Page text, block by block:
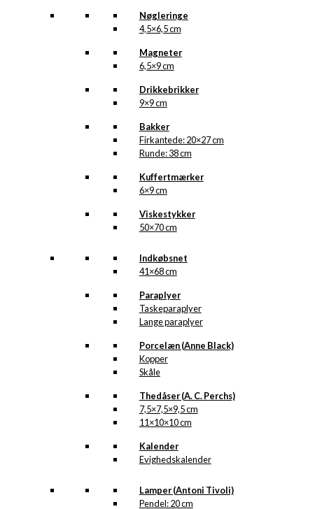
Nøgleringe
4,5×6,5 cm
Magneter
6,5×9 cm
Drikkebrikker
9×9 cm
Bakker
Firkantede: 20×27 cm
Runde: 38 cm
Kuffertmærker
6×9 cm
Viskestykker
50×70 cm
Indkøbsnet
41×68 cm
Paraplyer
Taskeparaplyer
Lange paraplyer
Porcelæn (Anne Black)
Kopper
Skåle
Thedåser (A. C. Perchs)
7,5×7,5×9,5 cm
11×10×10 cm
Kalender
Evighedskalender
Lamper (Antoni Tivoli)
Pendel: 20 cm